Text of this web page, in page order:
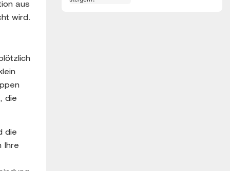
aus
wird.
die
die
Ihre